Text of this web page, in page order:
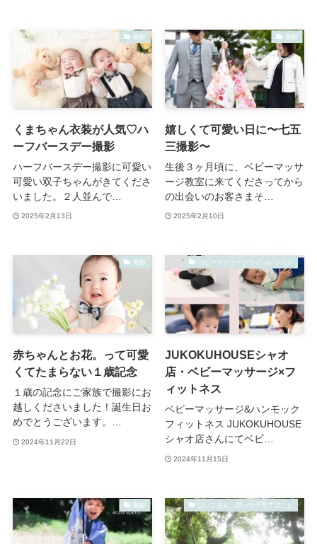
撮影
くまちゃん衣装が人気♡ハ
ーフバースデー撮影
ハーフバースデー撮影に可愛い
可愛い双子ちゃんがきてくださ
いました。２人並んで…
2025年2月13日
撮影
嬉しくて可愛い日に〜七五
三撮影〜
生後３ヶ月頃に、ベビーマッサ
ージ教室に来てくださってから
の出会いのお客さまそ…
2025年2月10日
撮影
赤ちゃんとお花。って可愛
くてたまらない１歳記念
１歳の記念にご家族で撮影にお
越しくださいました！誕生日お
めでとうございます。…
2024年11月22日
ベビーマッサージサインレッスン
JUKOKUHOUSEシャオ
店・ベビーマッサージ×フ
ィットネス
ベビーマッサージ&ハンモック
フィットネス JUKOKUHOUSE
シャオ店さんにてベビ…
2024年11月15日
撮影 けいこさん 思いや子育てのこと